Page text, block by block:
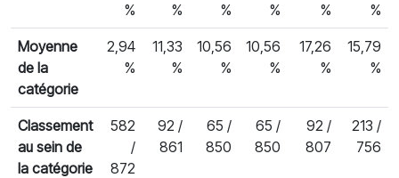
%
%
%
%
%
%
Moyenne
de la
catégorie
2,94
%
11,33
%
10,56
%
10,56
%
17,26
%
15,79
%
Classement
au sein de
la catégorie
582
/
872
92 /
861
65 /
850
65 /
850
92 /
807
213 /
756